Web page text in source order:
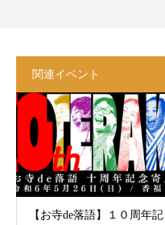
関連イベント
【お寺de落語】１０周年記